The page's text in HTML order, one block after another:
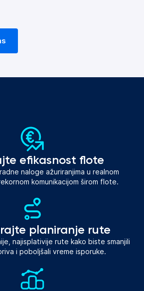
efikasnost flote
naloge ažuriranjima u realnom
komunikacijom širom flote.
planiranje rute
najisplativije rute kako biste smanjili
i poboljšali vreme isporuke.